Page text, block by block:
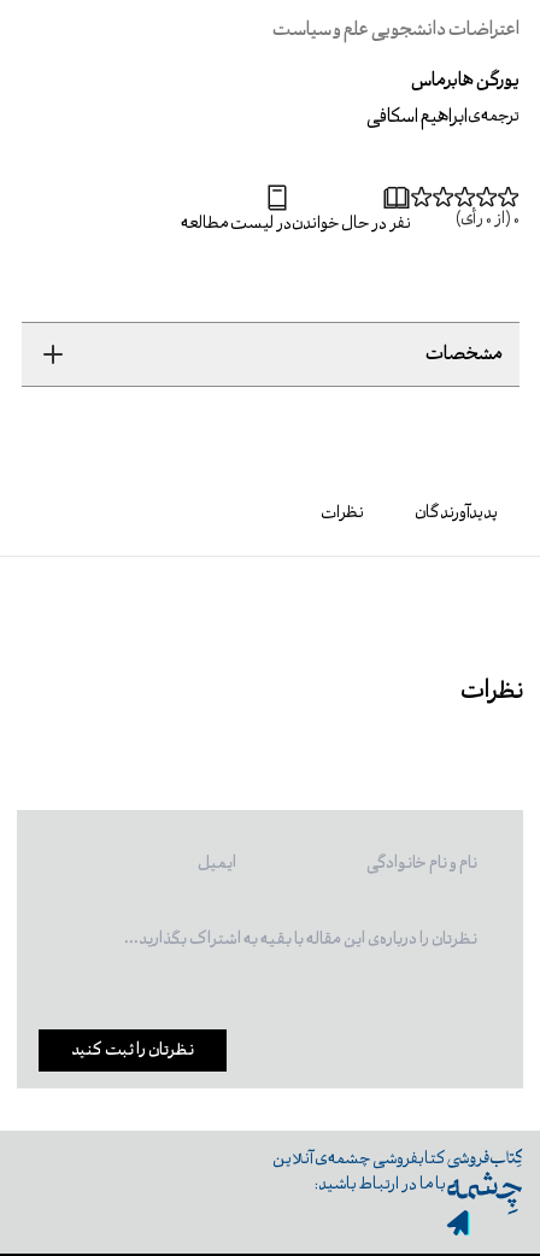
اعتراضات دانشجویی علم و سیاست
یورگن هابرماس
ترجمه‌یابراهیم اسکافی
0 (از 0 رأی) نفر در حال خواندندر لیست مطالعه
مشخصات
پدیدآورندگان نظرات
نظرات
نظرتان را ثبت کنید
کتابفروشی چشمه‌ی آنلاین
با ما در ارتباط باشید: